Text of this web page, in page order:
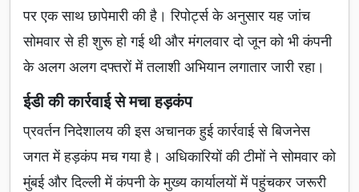
पर एक साथ छापेमारी की है। रिपोर्ट्स के अनुसार यह जांच
सोमवार से ही शुरू हो गई थी और मंगलवार दो जून को भी कंपनी
के अलग अलग दफ्तरों में तलाशी अभियान लगातार जारी रहा।
ईडी की कार्रवाई से मचा हड़कंप
प्रवर्तन निदेशालय की इस अचानक हुई कार्रवाई से बिजनेस
जगत में हड़कंप मच गया है। अधिकारियों की टीमों ने सोमवार को
मुंबई और दिल्ली में कंपनी के मुख्य कार्यालयों में पहुंचकर जरूरी